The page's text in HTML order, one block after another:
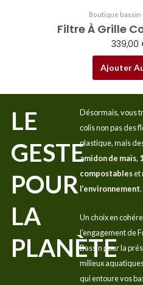
Boutique bassin
Filtre À Grille
339,00
Ajouter
LE
GESTE
POUR
LA
PLANÈTE
Désormais, vous
colis non pas des
plastique, mais
amidon de maïs,
compostableset
l’environnement.
Un choix en
l’engagement de
Bassin pour la
milieux
qui entoure vos